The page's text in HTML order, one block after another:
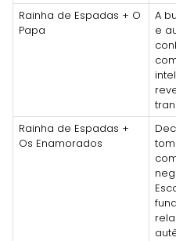
Rainha de Espadas + O
Papa
A
e
Rainha de Espadas +
Os Enamorados